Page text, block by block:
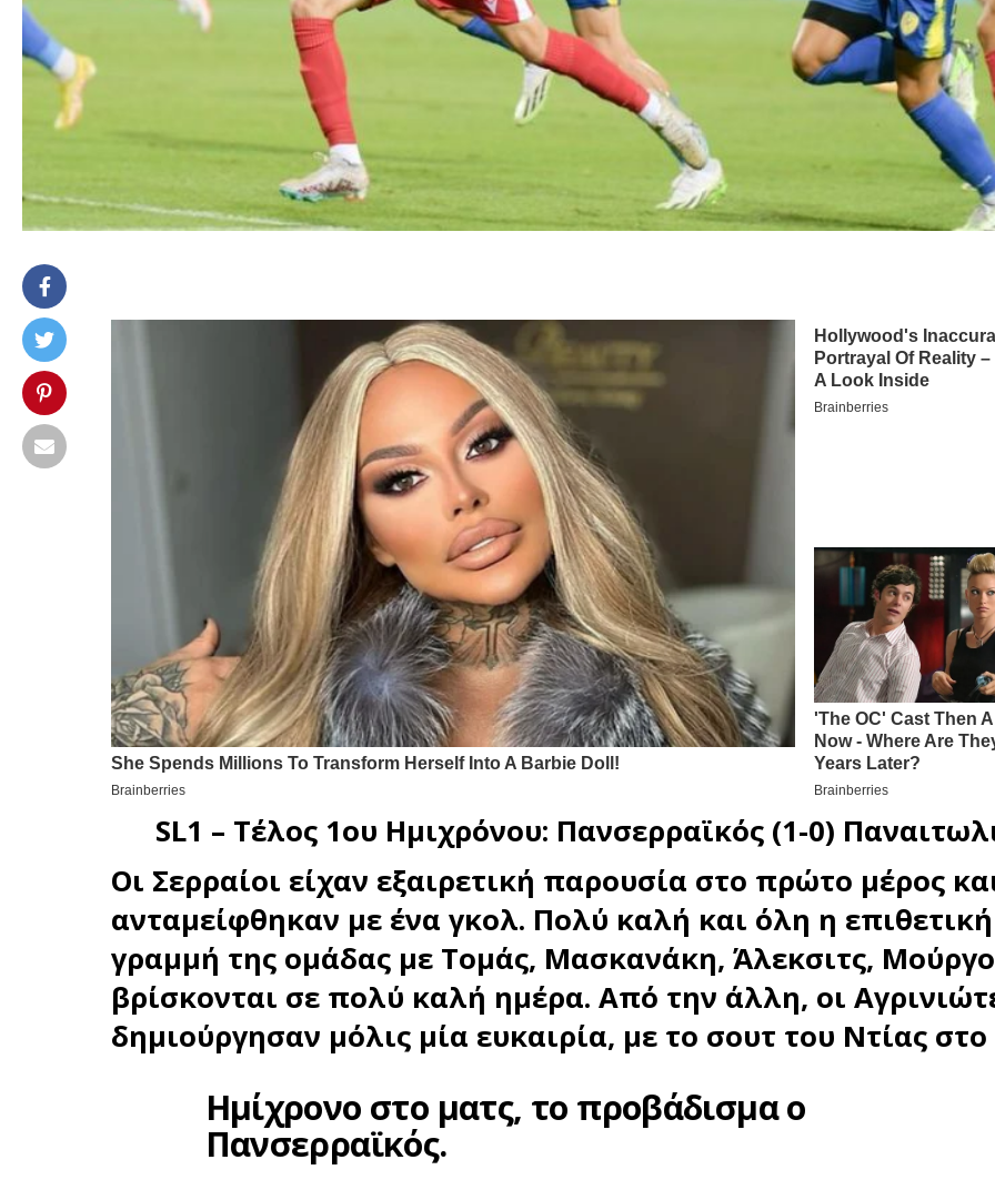
SL1 – Τέλος 1ου Ημιχρόνου: Πανσερραϊκός (1-0)
Οι Σερραίοι είχαν εξαιρετική παρουσία στο πρώτο μέρος
ανταμείφθηκαν με ένα γκολ. Πολύ καλή και όλη η επιθετική
γραμμή της ομάδας με Τομάς, Μασκανάκη, Άλεκσιτς,
βρίσκονται σε πολύ καλή ημέρα. Από την άλλη, οι
δημιούργησαν μόλις μία ευκαιρία, με το σουτ του Ντίας στο
Ημίχρονο στο ματς, το προβάδισμα ο
Πανσερραϊκός.